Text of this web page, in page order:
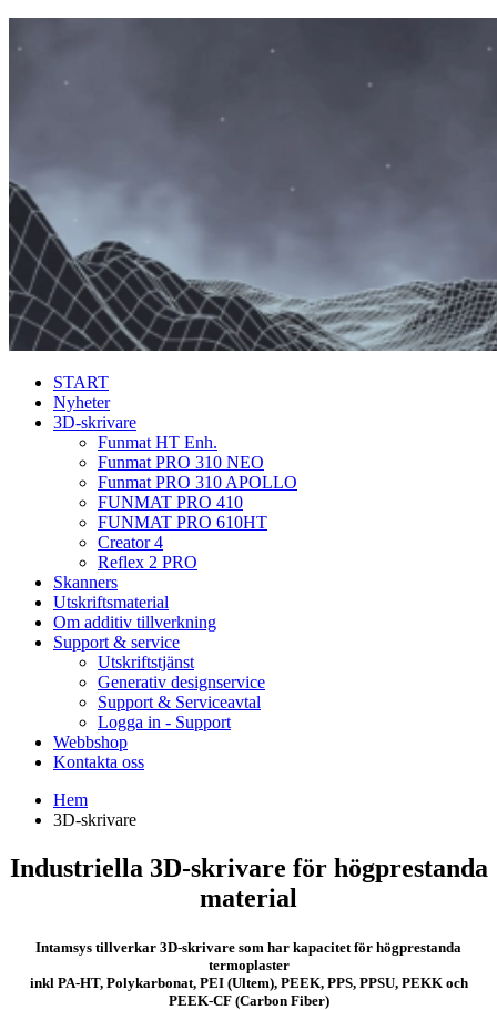
START
Nyheter
3D-skrivare
Funmat HT Enh.
Funmat PRO 310 NEO
Funmat PRO 310 APOLLO
FUNMAT PRO 410
FUNMAT PRO 610HT
Creator 4
Reflex 2 PRO
Skanners
Utskriftsmaterial
Om additiv tillverkning
Support & service
Utskriftstjänst
Generativ designservice
Support & Serviceavtal
Logga in - Support
Webbshop
Kontakta oss
Hem
3D-skrivare
Industriella 3D-skrivare för högprestanda
material
Intamsys tillverkar 3D-skrivare som har kapacitet för högprestanda
termoplaster
inkl PA-HT, Polykarbonat, PEI (Ultem), PEEK, PPS, PPSU, PEKK och
PEEK-CF (Carbon Fiber)